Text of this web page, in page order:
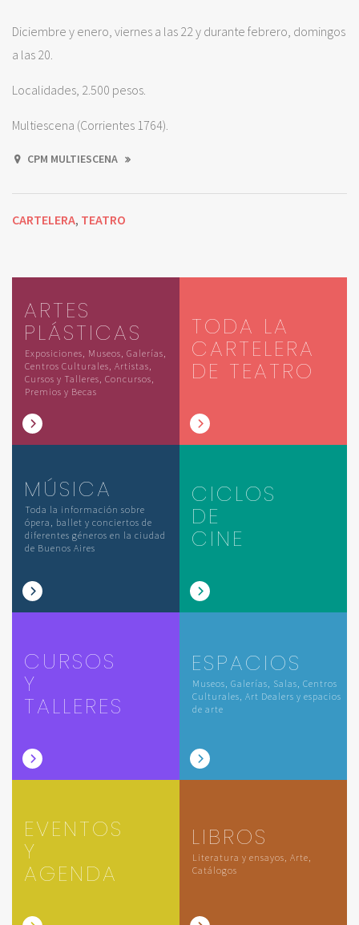
Diciembre y enero, viernes a las 22 y durante febrero, domingos
a las 20.
Localidades, 2.500 pesos.
Multiescena (Corrientes 1764).
CPM MULTIESCENA
CARTELERA, TEATRO
ARTES
PLÁSTICAS
Exposiciones, Museos, Galerías,
Centros Culturales, Artistas,
Cursos y Talleres, Concursos,
Premios y Becas
TODA LA
CARTELERA
DE TEATRO
MÚSICA
Toda la información sobre
ópera, ballet y conciertos de
diferentes géneros en la ciudad
de Buenos Aires
CICLOS
DE
CINE
CURSOS
Y
TALLERES
ESPACIOS
Museos, Galerías, Salas, Centros
Culturales, Art Dealers y espacios
de arte
EVENTOS
Y
AGENDA
LIBROS
Literatura y ensayos, Arte,
Catálogos